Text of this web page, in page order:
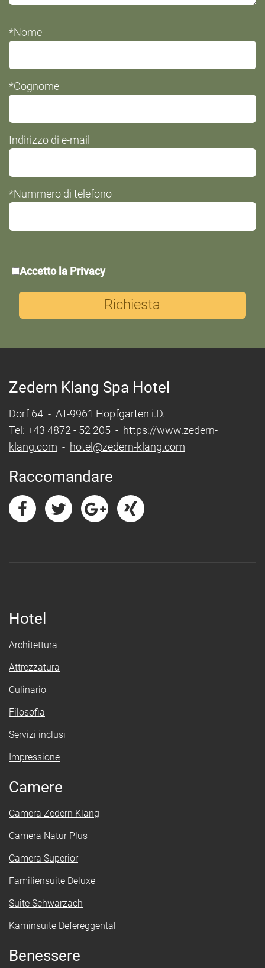
*Nome
*Cognome
Indirizzo di e-mail
*Nummero di telefono
*Privacy:
Accetto la Privacy
Richiesta
Zedern Klang Spa Hotel
Dorf 64 - AT-9961 Hopfgarten i.D.
Tel: +43 4872 - 52 205 - https://www.zedern-
klang.com - hotel@zedern-klang.com
Raccomandare
Hotel
Architettura
Attrezzatura
Culinario
Filosofia
Servizi inclusi
Impressione
Camere
Camera Zedern Klang
Camera Natur Plus
Camera Superior
Familiensuite Deluxe
Suite Schwarzach
Kaminsuite Defereggental
Benessere